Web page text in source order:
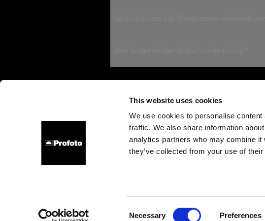
This website uses cookies
We use cookies to personalise
traffic. We also share information
analytics partners who may combine it
they’ve collected from your use of
Necessary Preferences
Über uns Kontakt Support Karriere Presse Investoren
Copyright (C) 1968-2025 Profoto AB. Alle Rechte vorbehalten.